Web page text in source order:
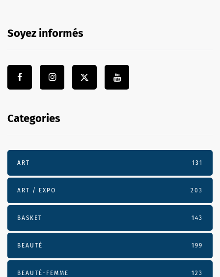
Soyez informés
Categories
ART 131
ART / EXPO 203
BASKET 143
BEAUTÉ 199
BEAUTÉ-FEMME 123